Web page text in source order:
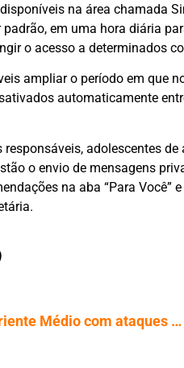
na área chamada
em uma hora diária
o acesso a determinados
ampliar o período em que
automaticamente
adolescentes
o envio de mensagens
na aba “Para Você”
GPS sofre apagão no Oriente Médio com ataques de interferência